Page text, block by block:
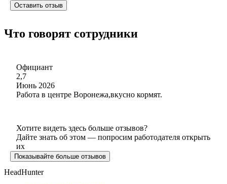
Оставить отзыв
Что говорят сотрудники
Официант
2,7
Июнь 2026
Работа в центре Воронежа,вкусно кормят.
Хотите видеть здесь больше отзывов?
Дайте знать об этом — попросим работодателя открыть
их
Показывайте больше отзывов
HeadHunter